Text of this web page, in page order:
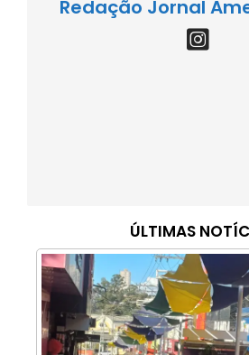
Redação Jornal
ÚLTIMAS